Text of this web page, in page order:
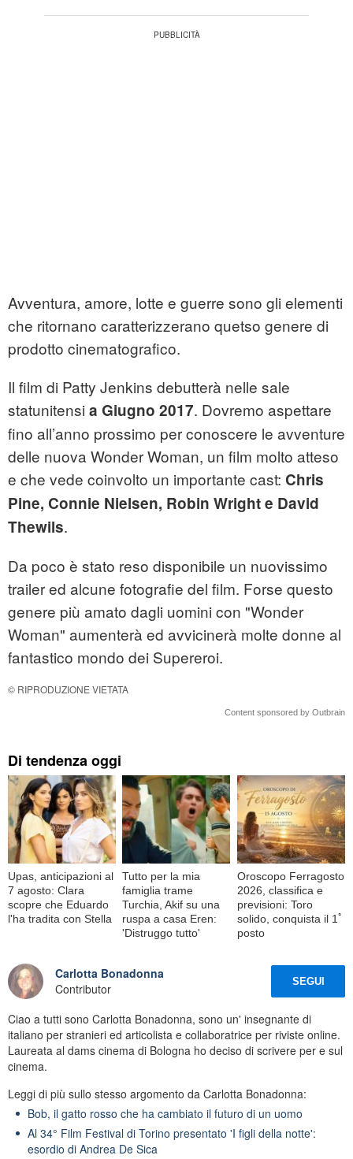
Avventura, amore, lotte e guerre sono gli elementi
che ritornano caratterizzerano quetso genere di
prodotto cinematografico.
Il film di Patty Jenkins debutterà nelle sale
statunitensi a Giugno 2017. Dovremo aspettare
fino all’anno prossimo per conoscere le avventure
delle nuova Wonder Woman, un film molto atteso
e che vede coinvolto un importante cast: Chris
Pine, Connie Nielsen, Robin Wright e David
Thewils.
Da poco è stato reso disponibile un nuovissimo
trailer ed alcune fotografie del film. Forse questo
genere più amato dagli uomini con "Wonder
Woman" aumenterà ed avvicinerà molte donne al
fantastico mondo dei Supereroi.
© RIPRODUZIONE VIETATA
Content sponsored by Outbrain
Di tendenza oggi
Upas, anticipazioni al
7 agosto: Clara
scopre che Eduardo
l'ha tradita con Stella
Tutto per la mia
famiglia trame
Turchia, Akif su una
ruspa a casa Eren:
'Distruggo tutto'
Oroscopo Ferragosto
2026, classifica e
previsioni: Toro
solido, conquista il 1ﾟ
posto
Carlotta Bonadonna
Contributor
SEGUI
Ciao a tutti sono Carlotta Bonadonna, sono un' insegnante di
italiano per stranieri ed articolista e collaboratrice per riviste online.
Laureata al dams cinema di Bologna ho deciso di scrivere per e sul
cinema.
Leggi di più sullo stesso argomento da Carlotta Bonadonna:
Bob, il gatto rosso che ha cambiato il futuro di un uomo
Al 34° Film Festival di Torino presentato 'I figli della notte':
esordio di Andrea De Sica